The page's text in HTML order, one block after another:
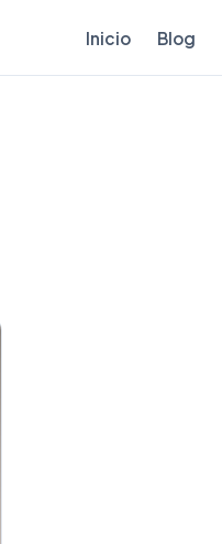
Inicio Blog